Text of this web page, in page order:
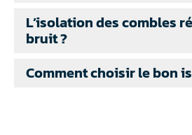
L’isolation des combles
bruit ?
Comment choisir le bon